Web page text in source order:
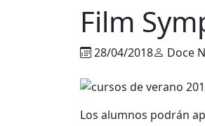
Film
28/04/2018 Doce
Los alumnos podrán